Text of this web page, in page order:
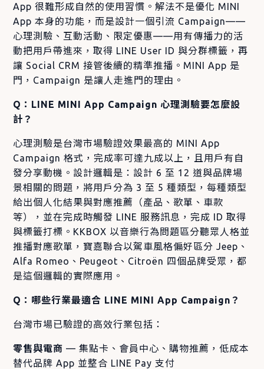
App 很難形成自然的使用習慣。解法不是優化 MINI
App 本身的功能，而是設計一個引流 Campaign——
心理測驗、互動活動、限定優惠——用有傳播力的活
動把用戶帶進來，取得 LINE User ID 與分群標籤，再
讓 Social CRM 接管後續的精準推播。MINI App 是
門，Campaign 是讓人走進門的理由。
Q：LINE MINI App Campaign 心理測驗要怎麼設
計？
心理測驗是台灣市場驗證效果最高的 MINI App
Campaign 格式，完成率可達九成以上，且用戶有自
發分享動機。設計邏輯是：設計 6 至 12 道與品牌場
景相關的問題，將用戶分為 3 至 5 種類型，每種類型
給出個人化結果與對應推薦（產品、歌單、車款
等），並在完成時觸發 LINE 服務訊息，完成 ID 取得
與標籤打標。KKBOX 以音樂行為問題區分聽眾人格並
推播對應歌單，寶嘉聯合以駕車風格偏好區分 Jeep、
Alfa Romeo、Peugeot、Citroën 四個品牌受眾，都
是這個邏輯的實際應用。
Q：哪些行業最適合 LINE MINI App Campaign？
台灣市場已驗證的高效行業包括：
零售與電商 — 集點卡、會員中心、購物推薦，低成本
替代品牌 App 並整合 LINE Pay 支付